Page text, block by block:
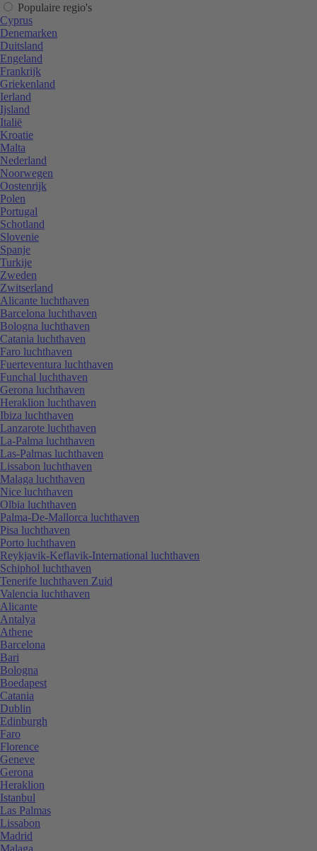
Populaire regio's
Cyprus
Denemarken
Duitsland
Engeland
Frankrijk
Griekenland
Ierland
Ijsland
Italië
Kroatie
Malta
Nederland
Noorwegen
Oostenrijk
Polen
Portugal
Schotland
Slovenie
Spanje
Turkije
Zweden
Zwitserland
Alicante luchthaven
Barcelona luchthaven
Bologna luchthaven
Catania luchthaven
Faro luchthaven
Fuerteventura luchthaven
Funchal luchthaven
Gerona luchthaven
Heraklion luchthaven
Ibiza luchthaven
Lanzarote luchthaven
La-Palma luchthaven
Las-Palmas luchthaven
Lissabon luchthaven
Malaga luchthaven
Nice luchthaven
Olbia luchthaven
Palma-De-Mallorca luchthaven
Pisa luchthaven
Porto luchthaven
Reykjavik-Keflavik-International luchthaven
Schiphol luchthaven
Tenerife luchthaven Zuid
Valencia luchthaven
Alicante
Antalya
Athene
Barcelona
Bari
Bologna
Boedapest
Catania
Dublin
Edinburgh
Faro
Florence
Geneve
Gerona
Heraklion
Istanbul
Las Palmas
Lissabon
Madrid
Malaga